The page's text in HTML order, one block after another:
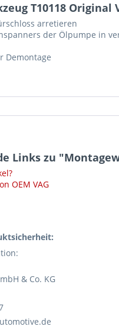
T10118 Original
arretieren
der Ölpumpe in
Demontage
Links zu
OEM VAG
& Co. KG